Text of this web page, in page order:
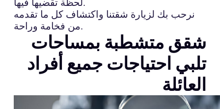
لحظة تقضيها فيها.
نرحب بك لزيارة شقتنا واكتشاف كل ما تقدمه
من فخامة وراحة.
شقق متشطبة بمساحات
تلبي احتياجات جميع أفراد
العائلة